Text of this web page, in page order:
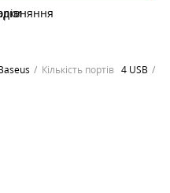
Кількість портів 4 USB